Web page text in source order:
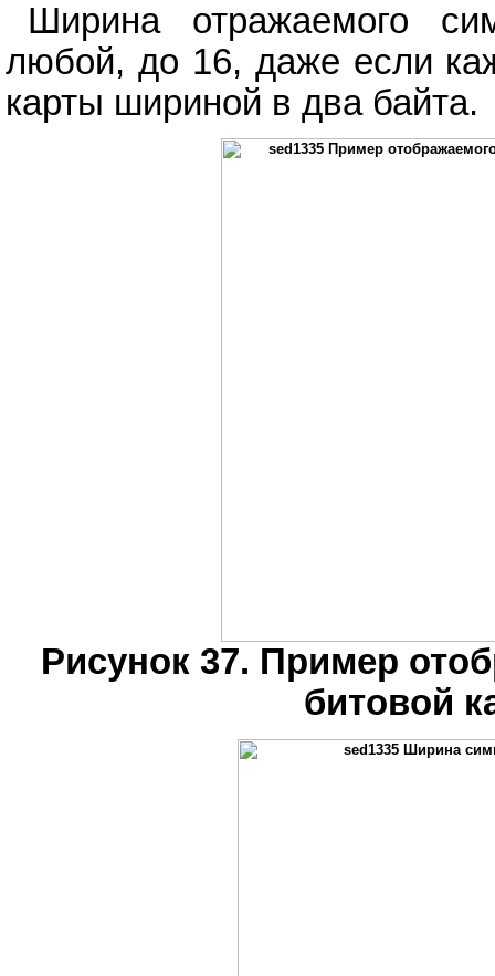
Ширина отражаемого
любой, до 16, даже если
карты шириной в два байта.
Рисунок 37. Пример
битовой